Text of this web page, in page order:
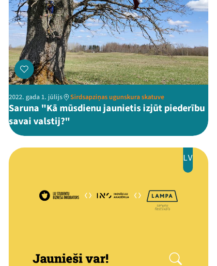
ThreadsFacebookYoutube
X Instagram
Flick TikTok
2022. gada 1. jūlijs Sirdsapziņas ugunskura skatuve
Saruna "Kā mūsdienu jaunietis izjūt piederību
savai valstij?"
LV